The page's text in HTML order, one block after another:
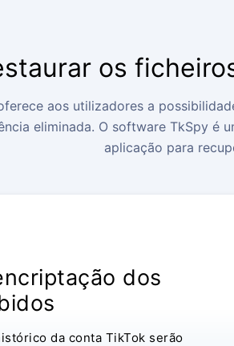
os
aos utilizadores a
eliminada. O software TkSpy é
aplicação para
dos
da conta TikTok serão